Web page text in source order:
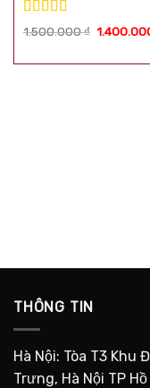
Được xếp
1.500.000₫ Giá
THÔNG TIN
Hà Nội: Tòa T3 Khu
Trưng, Hà Nội TP